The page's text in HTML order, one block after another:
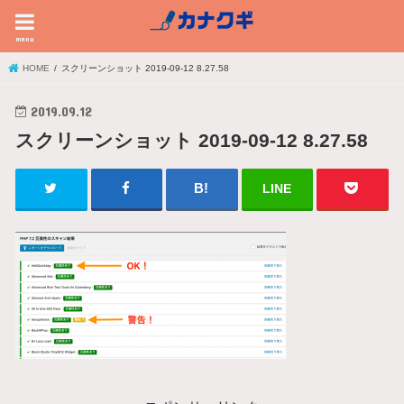
menu
HOME スクリーンショット 2019-09-12 8.27.58
2019.09.12
スクリーンショット 2019-09-12 8.27.58
LINE